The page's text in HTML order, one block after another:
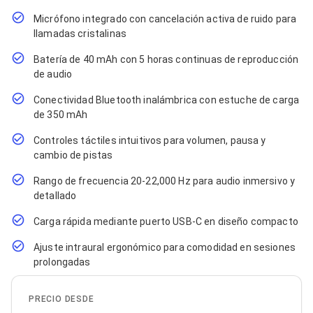
Cables Coaxiales
Accesorios para Cables
Conectores
Tapas y Cajas
Pinzas Ponchadoras
Probadores de Cable
Protectores para Cables
Cables para Impresoras
Cableado Estructurado
Sujetadores de Cables
Cinchos
Adaptadores
Adaptadores PC
Adaptadores PC USB
Adaptadores PC Serial
Adaptadores PC SATA
Adaptadores PC IDE
Micrófono integrado con cancelación activa de ruido para
llamadas cristalinas
Batería de 40 mAh con 5 horas continuas de reproducción
de audio
Conectividad Bluetooth inalámbrica con estuche de carga
de 350 mAh
Controles táctiles intuitivos para volumen, pausa y
cambio de pistas
Rango de frecuencia 20-22,000 Hz para audio inmersivo y
detallado
Carga rápida mediante puerto USB-C en diseño compacto
Ajuste intraural ergonómico para comodidad en sesiones
prolongadas
PRECIO DESDE